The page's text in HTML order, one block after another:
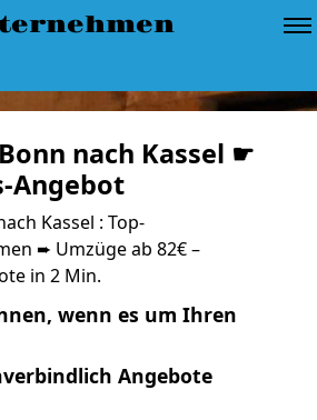
nach Kassel ☛
Angebot
Kassel : Top-
➨ Umzüge ab 82€ –
in 2 Min.
wenn es um Ihren
Angebote